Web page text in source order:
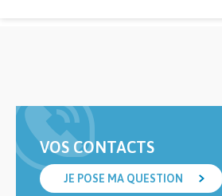
VOS CONTACTS
JE POSE MA QUESTION